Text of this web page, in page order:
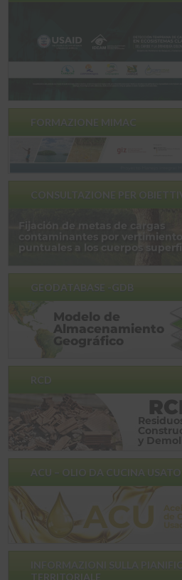
FORMAZIONE MIMAC
CONSULTAZIONE PER
GEODATABASE -GDB
RCD
ACU – OLIO DA CUCINA USATO
TERRITORIALE